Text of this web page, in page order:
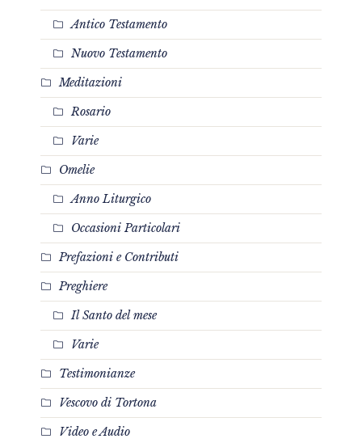
Antico Testamento
Nuovo Testamento
Meditazioni
Rosario
Varie
Omelie
Anno Liturgico
Occasioni Particolari
Prefazioni e Contributi
Preghiere
Il Santo del mese
Varie
Testimonianze
Vescovo di Tortona
Video e Audio